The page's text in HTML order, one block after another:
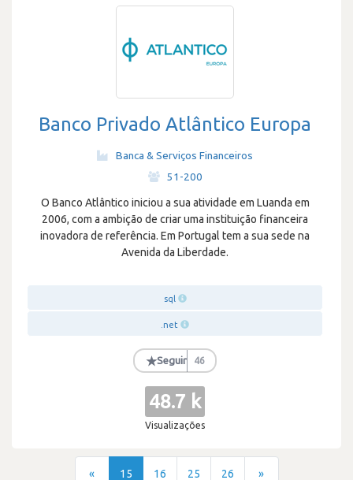
Banco Privado Atlântico Europa
Banca & Serviços Financeiros
51-200
O Banco Atlântico iniciou a sua atividade em Luanda em
2006, com a ambição de criar uma instituição financeira
inovadora de referência. Em Portugal tem a sua sede na
Avenida da Liberdade.
sql
.net
★Seguir 46
48.7 k
Visualizações
« 15 16 25 26 »